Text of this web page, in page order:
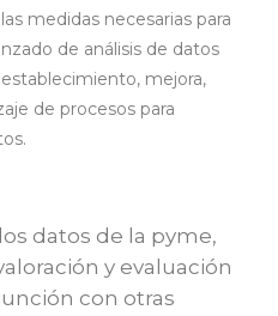
medidas necesarias para
de análisis de datos
mejora,
de procesos para
datos de la pyme,
y evaluación
con otras